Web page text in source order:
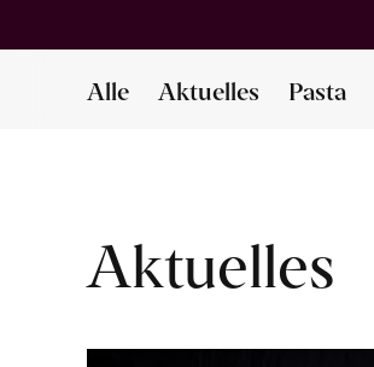
Alle Aktuelles Pasta
Aktuelles